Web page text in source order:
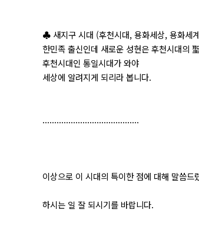
♣ 새지구 시대 (후천시대, 용화세상, 용화세
한민족 출신인데 새로운 성현은 후천시대의
후천시대인 통일시대가 와야
세상에 알려지게 되리라 봅니다.
.........................................
이상으로 이 시대의 특이한 점에 대해 말씀드
하시는 일 잘 되시기를 바랍니다.